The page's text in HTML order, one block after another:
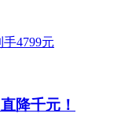
降千元！